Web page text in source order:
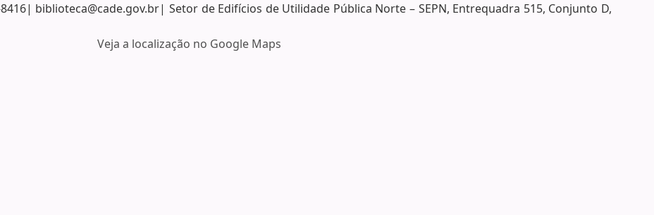
biblioteca@cade.gov.br| Setor de Edifícios de Utilidade Pública Norte – SEPN, Entrequadra 515, Conjunto D,
Veja a localização no Google Maps